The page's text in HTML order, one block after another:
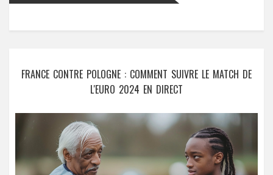
FRANCE CONTRE POLOGNE : COMMENT SUIVRE LE MATCH DE
L'EURO 2024 EN DIRECT